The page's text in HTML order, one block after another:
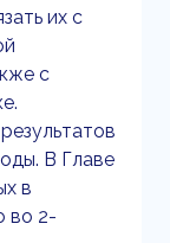
их с
с
В Главе
в
во 2-